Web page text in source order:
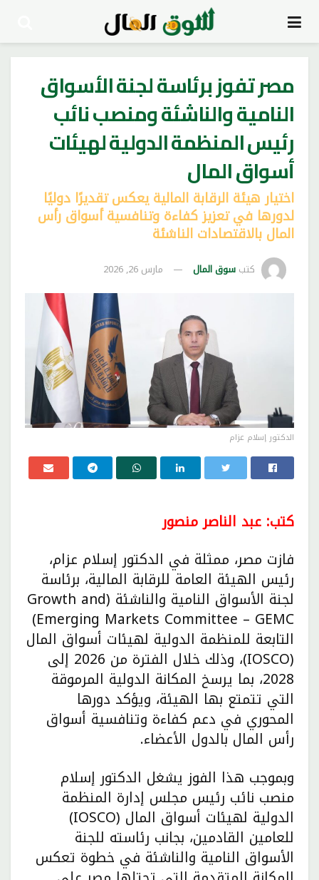
مصر تفوز برئاسة لجنة الأسواق
النامية والناشئة ومنصب نائب
رئيس المنظمة الدولية لهيئات
أسواق المال
اختيار هيئة الرقابة المالية يعكس تقديرًا دوليًا
لدورها في تعزيز كفاءة وتنافسية أسواق رأس
المال بالاقتصادات الناشئة
كتب سوق المال مارس 26, 2026
الدكتور إسلام عزام
كتب: عبد الناصر منصور
فازت مصر، ممثلة في الدكتور إسلام عزام،
رئيس الهيئة العامة للرقابة المالية، برئاسة
لجنة الأسواق النامية والناشئة (Growth and
Emerging Markets Committee – GEMC)
التابعة للمنظمة الدولية لهيئات أسواق المال
(IOSCO)، وذلك خلال الفترة من 2026 إلى
2028، بما يرسخ المكانة الدولية المرموقة
التي تتمتع بها الهيئة، ويؤكد دورها
المحوري في دعم كفاءة وتنافسية أسواق
رأس المال بالدول الأعضاء.
وبموجب هذا الفوز يشغل الدكتور إسلام
منصب نائب رئيس مجلس إدارة المنظمة
الدولية لهيئات أسواق المال (IOSCO)
للعامين القادمين، بجانب رئاسته للجنة
الأسواق النامية والناشئة في خطوة تعكس